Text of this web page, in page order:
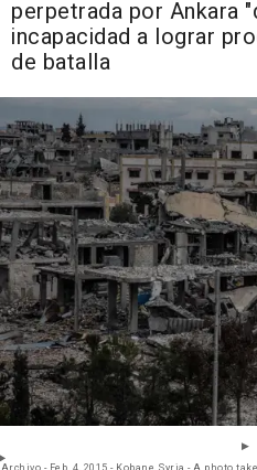
perpetrada por Ankara
incapacidad a lograr
de batalla